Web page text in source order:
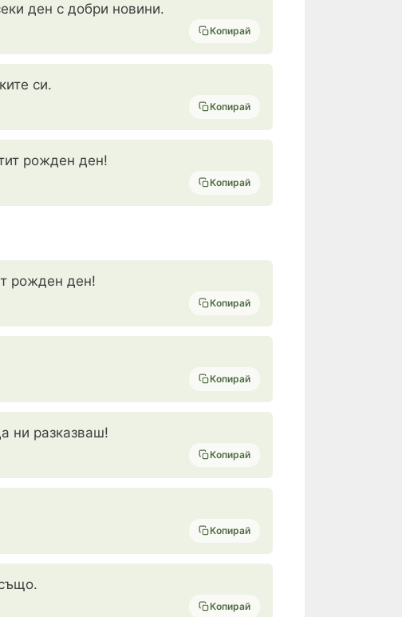
ден с добри новини.
Копирай
си.
Копирай
рожден ден!
Копирай
рожден ден!
Копирай
Копирай
ни разказваш!
Копирай
Копирай
Копирай